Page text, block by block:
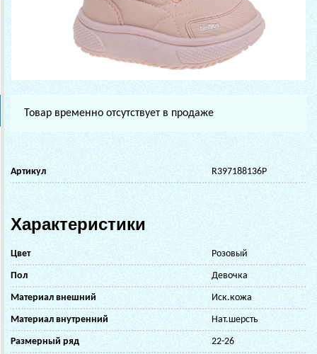
Товар временно отсутствует в продаже
Артикул R397188136P
Характеристики
Цвет Розовый
Пол Девочка
Материал внешний Иск.кожа
Материал внутренний Нат.шерсть
Размерный ряд 22-26